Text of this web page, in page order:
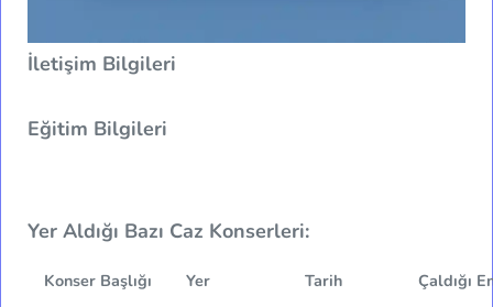
İletişim Bilgileri
Eğitim Bilgileri
Yer Aldığı Bazı Caz Konserleri:
Konser Başlığı Yer Tarih Çaldığı